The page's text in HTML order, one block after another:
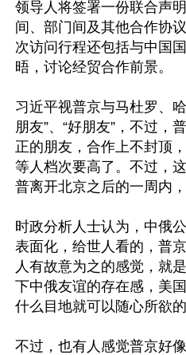
领导人将签署一份联合声
间、部门间及其他合作协
次访问行程还包括与中国
晤，讨论经贸合作前景。
习近平视普京与马杜罗、
朋友”、“好朋友”，不过，
正的朋友，合作上不封顶
等人档次要高了。不过，
普离开北京之后的一周内
时政分析人士认为，中俄
表面化，给世人看的，普
人有故意为之的感觉，就
下中俄友谊的存在感，美
什么目地就可以随心所欲的
不过，也有人感觉普京好